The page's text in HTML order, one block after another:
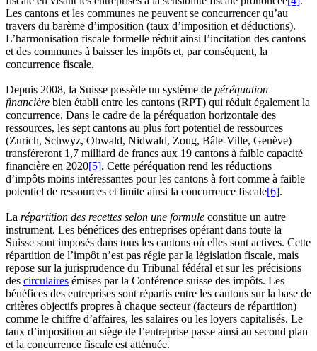
Les cantons et les communes ne peuvent se concurrencer qu’au
travers du barème d’imposition (taux d’imposition et déductions).
L’harmonisation fiscale formelle réduit ainsi l’incitation des cantons
et des communes à baisser les impôts et, par conséquent, la
concurrence fiscale.
Depuis 2008, la Suisse possède un système de péréquation
financière bien établi entre les cantons (RPT) qui réduit également la
concurrence. Dans le cadre de la péréquation horizontale des
ressources, les sept cantons au plus fort potentiel de ressources
(Zurich, Schwyz, Obwald, Nidwald, Zoug, Bâle-Ville, Genève)
transféreront 1,7 milliard de francs aux 19 cantons à faible capacité
financière en 2020[5]. Cette péréquation rend les réductions
d’impôts moins intéressantes pour les cantons à fort comme à faible
potentiel de ressources et limite ainsi la concurrence fiscale[6].
La répartition des recettes selon une formule constitue un autre
instrument. Les bénéfices des entreprises opérant dans toute la
Suisse sont imposés dans tous les cantons où elles sont actives. Cette
répartition de l’impôt n’est pas régie par la législation fiscale, mais
repose sur la jurisprudence du Tribunal fédéral et sur les précisions
des circulaires émises par la Conférence suisse des impôts. Les
bénéfices des entreprises sont répartis entre les cantons sur la base de
critères objectifs propres à chaque secteur (facteurs de répartition)
comme le chiffre d’affaires, les salaires ou les loyers capitalisés. Le
taux d’imposition au siège de l’entreprise passe ainsi au second plan
et la concurrence fiscale est atténuée.